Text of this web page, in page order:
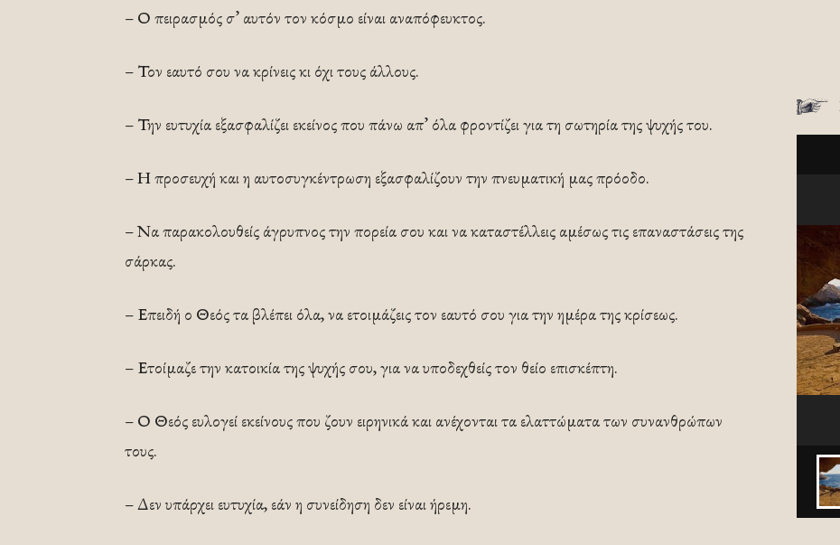
– Ο πειρασμός σ’ αυτόν τον κόσμο είναι αναπόφευκτος.
– Τον εαυτό σου να κρίνεις κι όχι τους άλλους.
– Την ευτυχία εξασφαλίζει εκείνος που πάνω απ’ όλα φροντίζει για τη σωτηρία της ψυχής του.
– Η προσευχή και η αυτοσυγκέντρωση εξασφαλίζουν την πνευματική μας πρόοδο.
– Να παρακολουθείς άγρυπνος την πορεία σου και να καταστέλλεις αμέσως τις επαναστάσεις της
σάρκας.
– Επειδή ο Θεός τα βλέπει όλα, να ετοιμάζεις τον εαυτό σου για την ημέρα της κρίσεως.
– Ετοίμαζε την κατοικία της ψυχής σου, για να υποδεχθείς τον θείο επισκέπτη.
– Ο Θεός ευλογεί εκείνους που ζουν ειρηνικά και ανέχονται τα ελαττώματα των συνανθρώπων
τους.
– Δεν υπάρχει ευτυχία, εάν η συνείδηση δεν είναι ήρεμη.